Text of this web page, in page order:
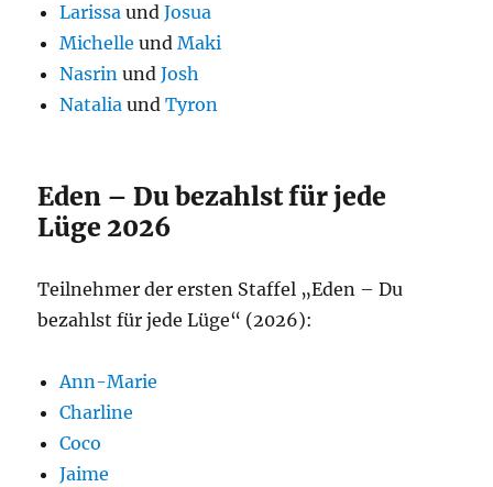
Larissa undJosua
Michelle undMaki
NasrinundJosh
Natalia undTyron
Eden – Du bezahlst für jede
Lüge 2026
Teilnehmer der ersten Staffel „Eden – Du
bezahlst für jede Lüge“ (2026):
Ann-Marie
Charline
Coco
Jaime